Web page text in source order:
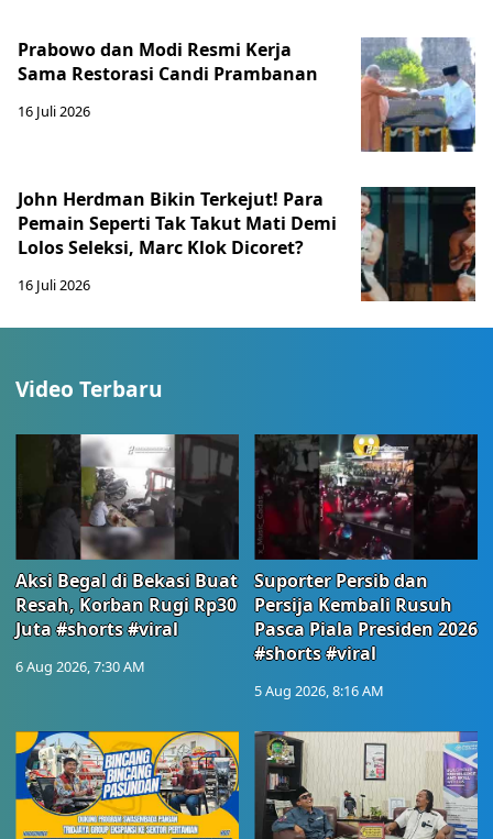
Prabowo dan Modi Resmi Kerja
Sama Restorasi Candi Prambanan
16 Juli 2026
John Herdman Bikin Terkejut! Para
Pemain Seperti Tak Takut Mati Demi
Lolos Seleksi, Marc Klok Dicoret?
16 Juli 2026
Video Terbaru
Aksi Begal di Bekasi Buat
Resah, Korban Rugi Rp30
Juta #shorts #viral
6 Aug 2026, 7:30 AM
Suporter Persib dan
Persija Kembali Rusuh
Pasca Piala Presiden 2026
#shorts #viral
5 Aug 2026, 8:16 AM